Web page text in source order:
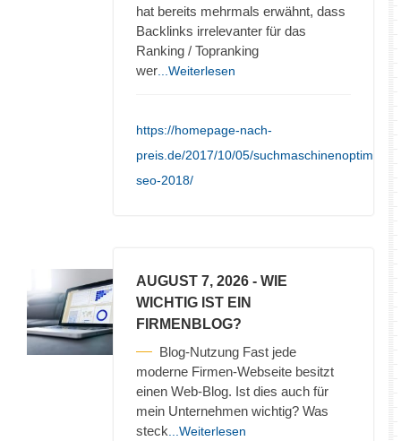
hat bereits mehrmals erwähnt, dass
Backlinks irrelevanter für das
Ranking / Topranking
wer ...Weiterlesen
https://homepage-nach-
preis.de/2017/10/05/
seo-2018/
AUGUST 7, 2026 - WIE
WICHTIG IST EIN
FIRMENBLOG?
Blog-Nutzung Fast jede
moderne Firmen-Webseite besitzt
einen Web-Blog. Ist dies auch für
mein Unternehmen wichtig? Was
steck ...Weiterlesen